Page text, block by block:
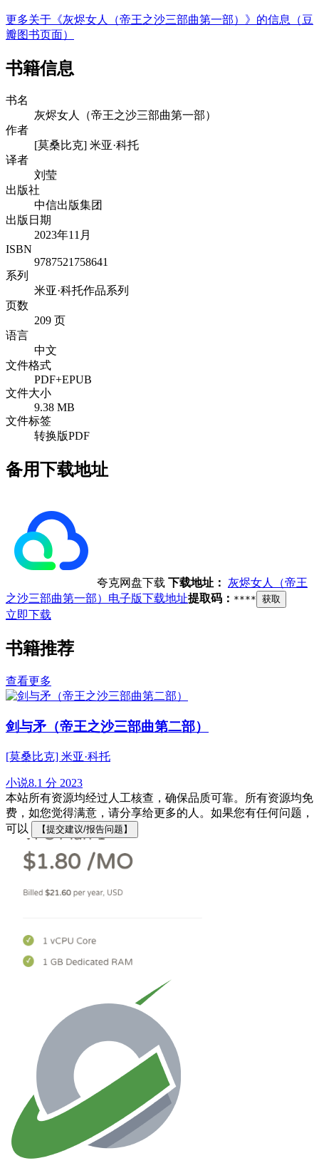
更多关于《灰烬女人（帝王之沙三部曲第一部）》的信息（豆
瓣图书页面）
书籍信息
书名
灰烬女人（帝王之沙三部曲第一部）
作者
[莫桑比克] 米亚·科托
译者
刘莹
出版社
中信出版集团
出版日期
2023年11月
ISBN
9787521758641
系列
米亚·科托作品系列
页数
209 页
语言
中文
文件格式
PDF+EPUB
文件大小
9.38 MB
文件标签
转换版PDF
备用下载地址
夸克网盘下载 下载地址： 灰烬女人（帝王
之沙三部曲第一部）电子版下载地址提取码： **** 获取
立即下载
书籍推荐
查看更多
剑与矛（帝王之沙三部曲第二部）
[莫桑比克] 米亚·科托
小说8.1 分 2023
本站所有资源均经过人工核查，确保品质可靠。所有资源均免
费，如您觉得满意，请分享给更多的人。如果您有任何问题，
可以
【提交建议/报告问题】